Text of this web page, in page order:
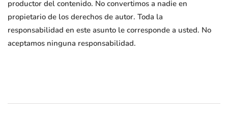
productor del contenido. No convertimos a nadie en
propietario de los derechos de autor. Toda la
responsabilidad en este asunto le corresponde a usted. No
aceptamos ninguna responsabilidad.